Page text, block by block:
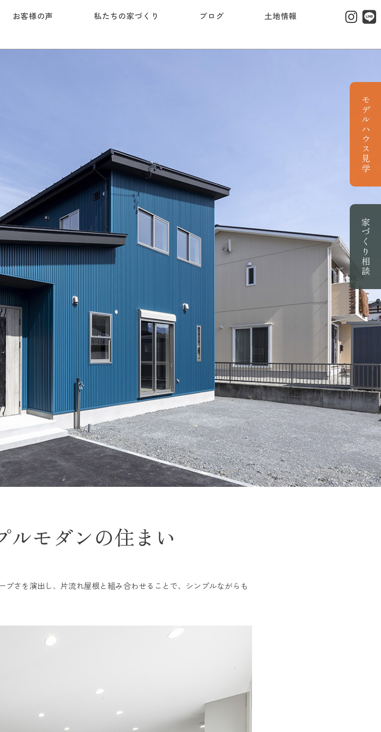
お客様の声 私たちの家づくり ブログ 土地情報
ルモダンの住まい
さを演出し、片流れ屋根と組み合わせることで、シンプルながらも
モデルハウス見学
家づくり相談